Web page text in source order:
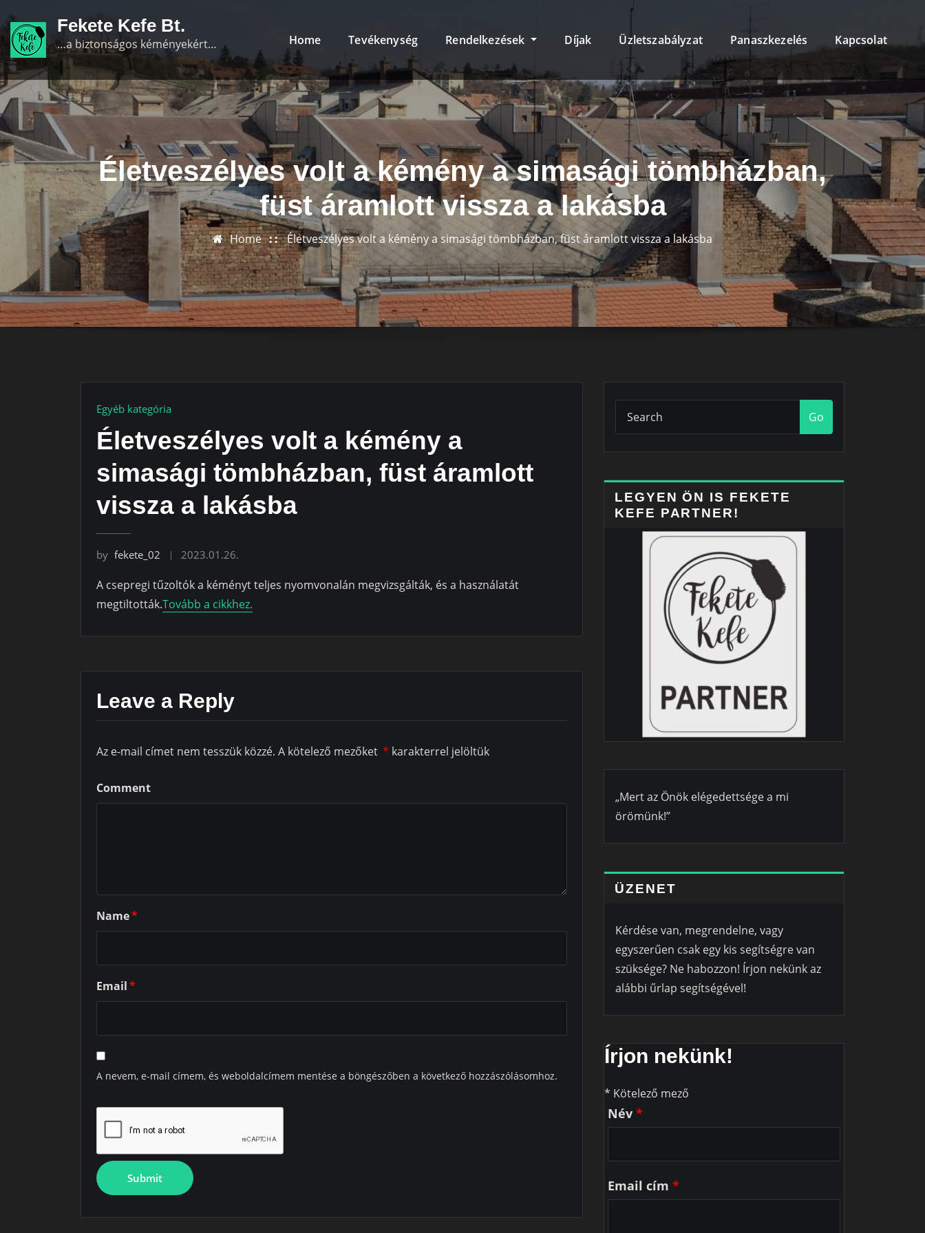
to
content
Fekete Kefe Bt.
…a biztonságos kéményekért… Home Tevékenység Rendelkezések Díjak Üzletszabályzat Panaszkezelés Kapcsolat
Életveszélyes volt a kémény a simasági tömbházban,
füst áramlott vissza a lakásba
Home Életveszélyes volt a kémény a simasági tömbházban, füst áramlott vissza a lakásba
Egyéb kategória
Életveszélyes volt a kémény a
simasági tömbházban, füst áramlott
vissza a lakásba
by fekete_02 2023.01.26.
A csepregi tűzoltók a kéményt teljes nyomvonalán megvizsgálták, és a használatát
megtiltották.Tovább a cikkhez.
Leave a Reply
Az e-mail címet nem tesszük közzé. A kötelező mezőket * karakterrel jelöltük
Comment
Name*
Email*
A nevem, e-mail címem, és weboldalcímem mentése a böngészőben a következő hozzászólásomhoz.
Go
LEGYEN ÖN IS FEKETE
KEFE PARTNER!
„Mert az Önök elégedettsége a mi
örömünk!”
ÜZENET
Kérdése van, megrendelne, vagy
egyszerűen csak egy kis segítségre van
szüksége? Ne habozzon! Írjon nekünk az
alábbi űrlap segítségével!
Írjon nekünk!
* Kötelező mező
Név *
Email cím *